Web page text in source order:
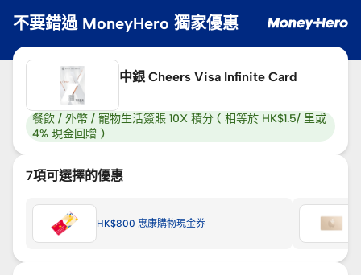
不要錯過 MoneyHero 獨家優惠
中銀 Cheers Visa Infinite Card
餐飲 / 外幣 / 寵物生活簽賬 10X 積分 ( 相等於 HK$1.5/ 里或
4% 現金回贈 )
7項可選擇的優惠
HK$800 惠康購物現金券